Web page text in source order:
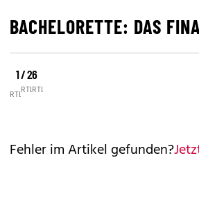
BACHELORETTE: DAS
1 / 26
RTL
©
RTL
©
RTL
Fehler im Artikel gefunden?